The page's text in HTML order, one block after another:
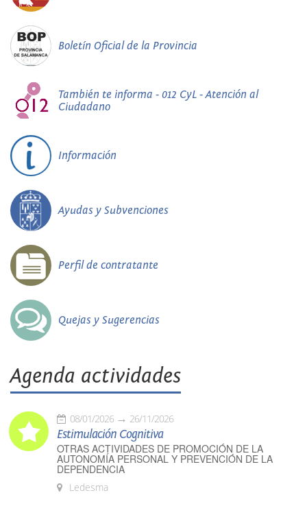
Boletín Oficial de la Provincia
También te informa - 012 CyL - Atención al
Ciudadano
Información
Ayudas y Subvenciones
Perfil de contratante
Quejas y Sugerencias
Agenda actividades
08/01/2026 26/11/2026
Estimulación Cognitiva
OTRAS ACTIVIDADES DE PROMOCIÓN DE LA
AUTONOMÍA PERSONAL Y PREVENCIÓN DE LA
DEPENDENCIA
Ledesma